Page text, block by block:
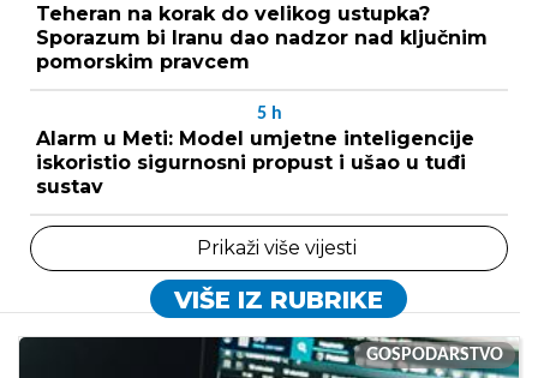
Teheran na korak do velikog ustupka?
Sporazum bi Iranu dao nadzor nad ključnim
pomorskim pravcem
5 h
Alarm u Meti: Model umjetne inteligencije
iskoristio sigurnosni propust i ušao u tuđi
sustav
Prikaži više vijesti
VIŠE IZ RUBRIKE
GOSPODARSTVO